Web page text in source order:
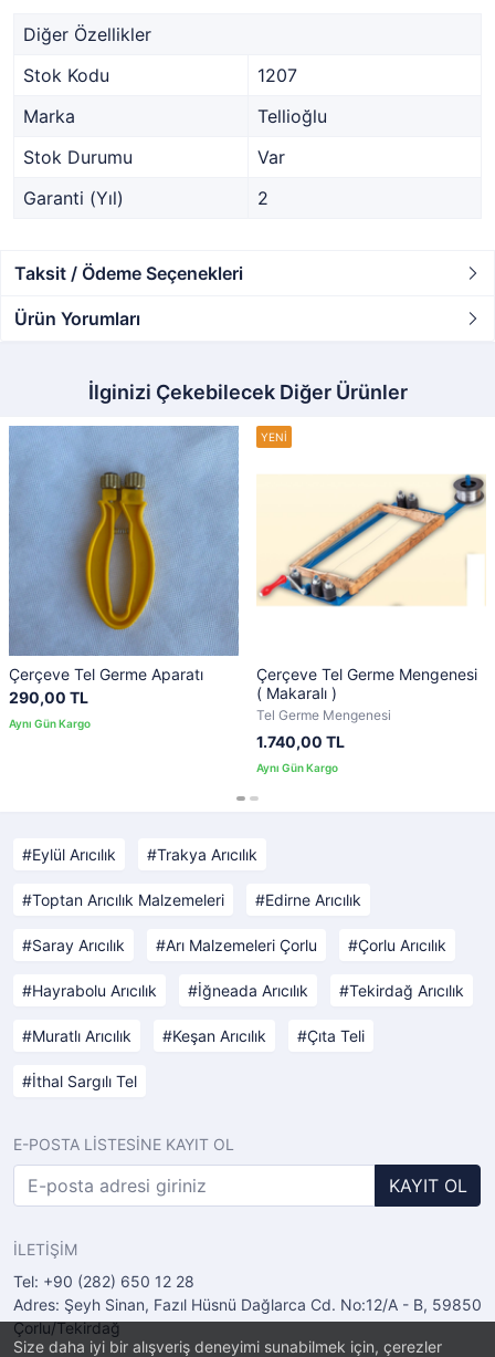
Size daha iyi bir alışveriş deneyimi sunabilmek için, çerezler
Diğer Özellikler
Stok Kodu
1207
Marka
Tellioğlu
Stok Durumu
Var
Garanti (Yıl)
2
Taksit / Ödeme Seçenekleri
Ürün Yorumları
İlginizi Çekebilecek Diğer Ürünler
Çerçeve Tel Germe Aparatı
290,00 TL
Çerçeve Tel Germe Mengenesi
( Makaralı )
Tel Germe Mengenesi
1.740,00 TL
Eylül Arıcılık Trakya Arıcılık
Toptan Arıcılık Malzemeleri Edirne Arıcılık
Saray Arıcılık Arı Malzemeleri Çorlu Çorlu Arıcılık
Hayrabolu Arıcılık İğneada Arıcılık Tekirdağ Arıcılık
Muratlı Arıcılık Keşan Arıcılık Çıta Teli
İthal Sargılı Tel
E-POSTA LİSTESİNE KAYIT OL
KAYIT OL
İLETİŞİM
Tel: +90 (282) 650 12 28
Adres: Şeyh Sinan, Fazıl Hüsnü Dağlarca Cd. No:12/A - B, 59850
Çorlu/Tekirdağ